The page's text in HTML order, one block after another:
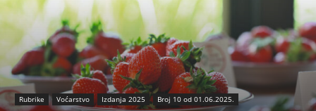
Rubrike Voćarstvo Izdanja 2025 Broj 10 od 01.06.2025.